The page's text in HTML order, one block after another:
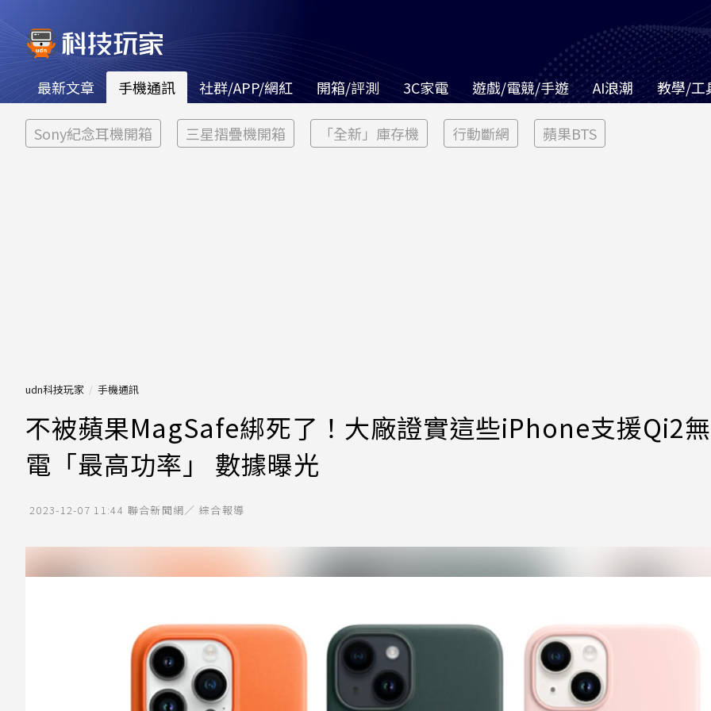
最新文章 手機通訊 社群/APP/網紅 開箱/評測 3C家電 遊戲/電競/手遊 AI浪潮 教學/工
Sony紀念耳機開箱 三星摺疊機開箱 「全新」庫存機 行動斷網 蘋果BTS
udn科技玩家 手機通訊
不被蘋果MagSafe綁死了！大廠證實這些iPhone支援Qi2
電「最高功率」 數據曝光
2023-12-07 11:44 聯合新聞網／ 綜合報導